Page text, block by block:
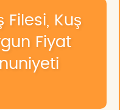
Kuş
Fiyat